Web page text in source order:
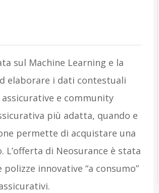
sul Machine Learning e la
elaborare i dati contestuali
e community
più adatta, quando e
permette di acquistare una
di Neosurance è stata
innovative “a consumo”